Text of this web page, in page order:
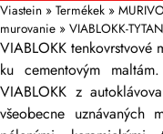
Viastein » Termékek »
murovanie » VIABLOKK-
VIABLOKK
ku cementovým
VIABLOKK z
všeobecne uznávaných